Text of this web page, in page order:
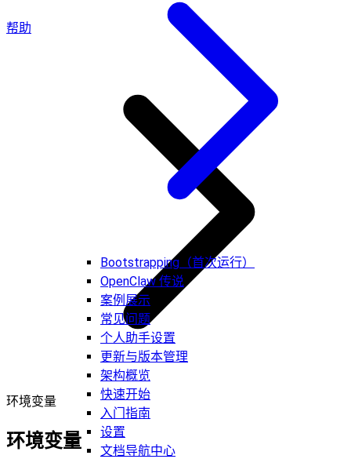
Bootstrapping（首次运行）
OpenClaw 传说
案例展示
常见问题
个人助手设置
更新与版本管理
架构概览
快速开始
入门指南
设置
文档导航中心
帮助
环境变量
环境变量